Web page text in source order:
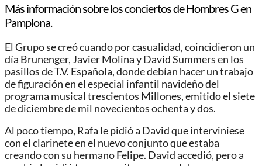
Más información sobre los conciertos de Hombres G en
Pamplona.
El Grupo se creó cuando por casualidad, coincidieron un
día Brunenger, Javier Molina y David Summers en los
pasillos de T.V. Española, donde debían hacer un trabajo
de figuración en el especial infantil navideño del
programa musical trescientos Millones, emitido el siete
de diciembre de mil novecientos ochenta y dos.
Al poco tiempo, Rafa le pidió a David que interviniese
con el clarinete en el nuevo conjunto que estaba
creando con su hermano Felipe. David accedió, pero a